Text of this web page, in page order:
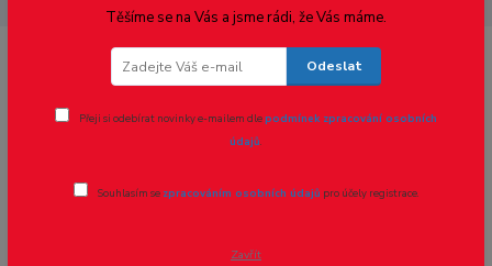
Tyče kruhového průřezu 1.2mm - 10ks
Novinka
Těšíme se na Vás a jsme rádi, že Vás máme.
Odeslat
Přeji si odebírat novinky e-mailem dlepodmínek zpracování osobních
údajů.
Souhlasím se zpracováním osobních údajů pro účely registrace.
Zavřít